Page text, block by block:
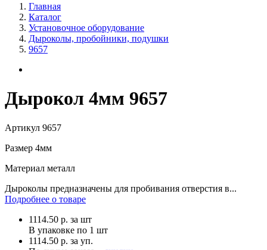
Главная
Каталог
Установочное оборудование
Дыроколы, пробойники, подушки
9657
Дырокол 4мм 9657
Артикул 9657
Размер 4мм
Материал металл
Дыроколы предназначены для пробивания отверстия в...
Подробнее о товаре
1114.50 р. за шт
В упаковке по 1 шт
1114.50 р. за уп.